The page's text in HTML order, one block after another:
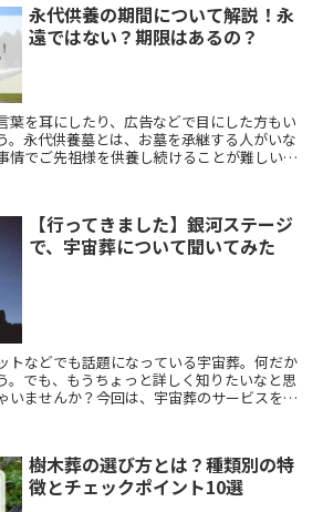
永代供養の期間について解説！永
遠ではない？期限はあるの？
葉を耳にしたり、広告などで目にした方もい
。永代供養墓とは、お墓を承継する人がいな
情でご先祖様を供養し続けることが難しい場
【行ってきました】銀河ステージ
で、宇宙葬について聞いてみた
トなどでも話題になっている宇宙葬。何だか
。でも、もうちょっと詳しく知りたいなと思
いませんか？今回は、宇宙葬のサービスを提
樹木葬の選び方とは？種類別の特
徴とチェックポイント10選